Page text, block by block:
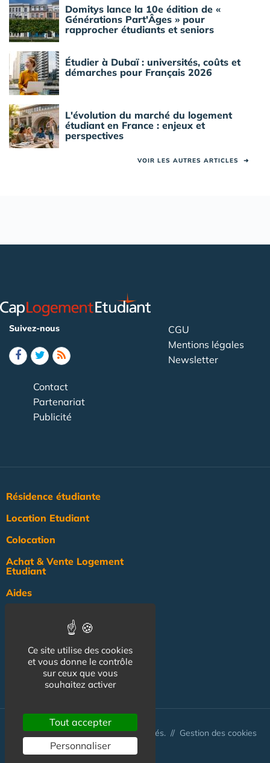
Domitys lance la 10e édition de «
Générations Part'Âges » pour
rapprocher étudiants et seniors
Étudier à Dubaï : universités, coûts et
démarches pour Français 2026
L'évolution du marché du logement
étudiant en France : enjeux et
perspectives
VOIR LES AUTRES ARTICLES ➜
Suivez-nous
CGU
Mentions légales
Newsletter
Contact
Partenariat
Publicité
Résidence étudiante
Location Etudiant
Colocation
Achat & Vente Logement
Etudiant
Aides
NOS AUTRES SITES :
© Australis 2026 - Tous droits réservés. // Gestion des cookies
Ce site utilise des cookies
et vous donne le contrôle
sur ceux que vous
souhaitez activer
Tout accepter
Personnaliser